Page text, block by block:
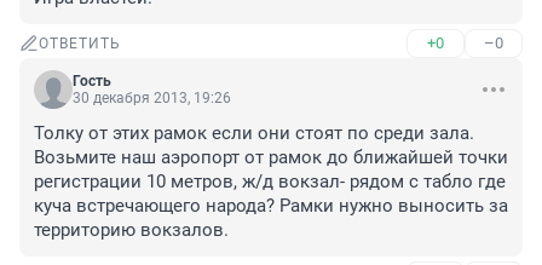
ОТВЕТИТЬ +0 –0
Гость
30 декабря 2013, 19:26
Толку от этих рамок если они стоят по среди зала.
Возьмите наш аэропорт от рамок до ближайшей точки
регистрации 10 метров, ж/д вокзал- рядом с табло где
куча встречающего народа? Рамки нужно выносить за
территорию вокзалов.